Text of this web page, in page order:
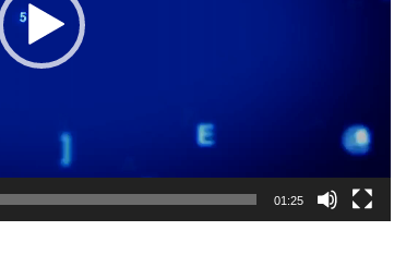
01:25